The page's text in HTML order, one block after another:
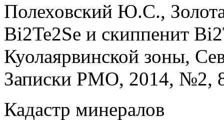
Полеховский Ю.С.,
Bi2Te2Se и скиппенит
Куолаярвинской зоны,
Записки РМО, 2014, №2,
Кадастр минералов